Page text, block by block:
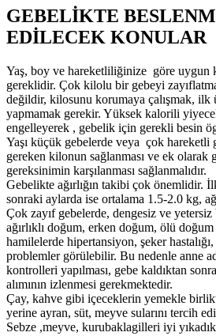
GEBELİKTE
EDİLECEK KONULAR
Yaş, boy ve hareketliliğinize göre uygun
gereklidir. Çok kilolu bir gebeyi
değildir, kilosunu korumaya çalışmak, ilk
yapmamak gerekir. Yüksek kalorili
engelleyerek , gebelik için gerekli besin
Yaşı küçük gebelerde veya çok hareketli
gereken kilonun sağlanması ve ek olarak
gereksinimin karşılanması sağlanmalıdır.
Gebelikte ağırlığın takibi çok önemlidir.
sonraki aylarda ise ortalama 1.5-2.0 kg,
Çok zayıf gebelerde, dengesiz ve
ağırlıklı doğum, erken doğum, ölü
hamilelerde hipertansiyon, şeker
problemler görülebilir. Bu nedenle anne
kontrolleri yapılması, gebe kaldıktan
alımının izlenmesi gerekmektedir.
Çay, kahve gibi içeceklerin yemekle
yerine ayran, süt, meyve sularını tercih
Sebze ,meyve, kurubaklagilleri iyi